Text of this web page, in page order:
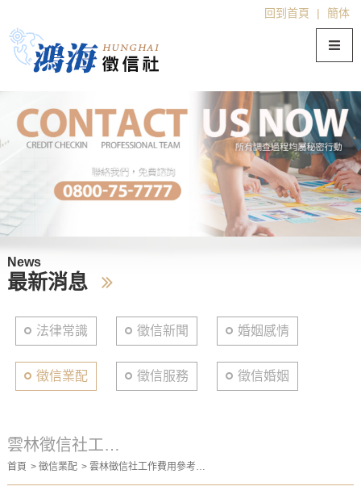
回到首頁 | 簡体
News
最新消息
法律常識 徵信新聞 婚姻感情
徵信業配 徵信服務 徵信婚姻
雲林徵信社工作
費用參考表,不要
首頁 徵信業配
雲林徵信社工作費用參考表,
不要再當冤大頭喔!!